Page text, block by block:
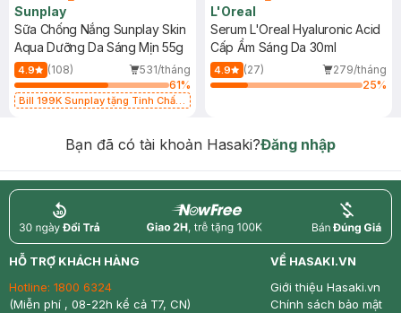
Sunplay
Sữa Chống Nắng Sunplay Skin
Aqua Dưỡng Da Sáng Mịn 55g
4.9 (108)
531/tháng
61%
Bill 199K Sunplay tặng Tinh Chất
L'Oreal
Serum L'Oreal Hyaluronic Acid
Cấp Ẩm Sáng Da 30ml
4.9 (27)
279/tháng
25%
Bạn đã có tài khoản Hasaki?Đăng nhập
return nowfree price
HỖ TRỢ KHÁCH HÀNG
Hotline: 1800 6324
(Miễn phí , 08-22h kể cả T7, CN)
VỀ HASAKI.VN
Giới thiệu Hasaki.vn
Chính sách bảo mật